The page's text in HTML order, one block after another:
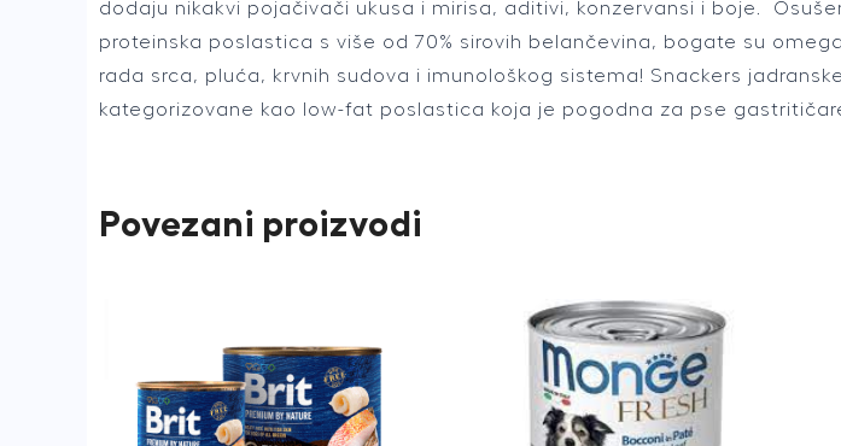
dodaju nikakvi pojačivači ukusa i mirisa, aditivi, konzervansi i boje.
proteinska poslastica s više od 70% sirovih belančevina, bogate su
rada srca, pluća, krvnih sudova i imunološkog sistema! Snackers
kategorizovane kao low-fat poslastica koja je pogodna za pse
Povezani proizvodi